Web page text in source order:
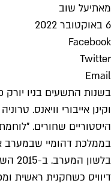
מאתיעל שוב
6 באוקטובר 2022
Facebook
Twitter
Email
בשנות התשעים בניו יורק
וקינן אייבורי וויאנס.
היסטוריים שחורים.
דיוויס כשחקנית ראשית